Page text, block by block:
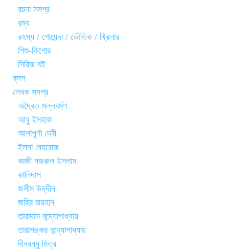
রচনা সমগ্র
রম্য
রহস্য / গোয়েন্দা / ভৌতিক / থ্রিলার
শিশু-কিশোর
সিরিজ বই
ব্লগ
লেখক সমগ্র
অদ্বৈত মল্লবর্মণ
আবু ইসহাক
আশাপূর্ণা দেবী
ইলমা বেহরোজ
কাজী নজরুল ইসলাম
কালিদাস
জসীম উদ্‌দীন
জহির রায়হান
তারাদাস বন্দ্যোপাধ্যায়
তারাশঙ্কর বন্দ্যোপাধ্যায়
দীনবন্ধু মিত্র